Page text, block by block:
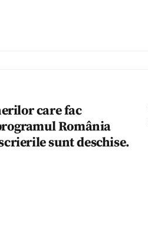
care fac
România
sunt deschise.